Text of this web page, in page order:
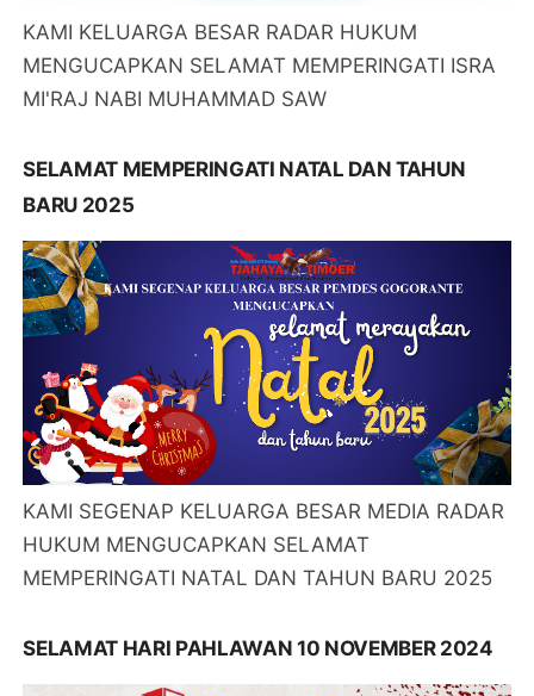
KAMI KELUARGA BESAR RADAR HUKUM
MENGUCAPKAN SELAMAT MEMPERINGATI ISRA
MI'RAJ NABI MUHAMMAD SAW
SELAMAT MEMPERINGATI NATAL DAN TAHUN
BARU 2025
KAMI SEGENAP KELUARGA BESAR MEDIA RADAR
HUKUM MENGUCAPKAN SELAMAT
MEMPERINGATI NATAL DAN TAHUN BARU 2025
SELAMAT HARI PAHLAWAN 10 NOVEMBER 2024